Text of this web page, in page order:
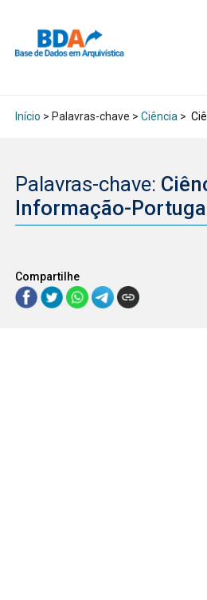
Início > Palavras-chave > Ciência >
Palavras-chave:
Informação-
Compartilhe